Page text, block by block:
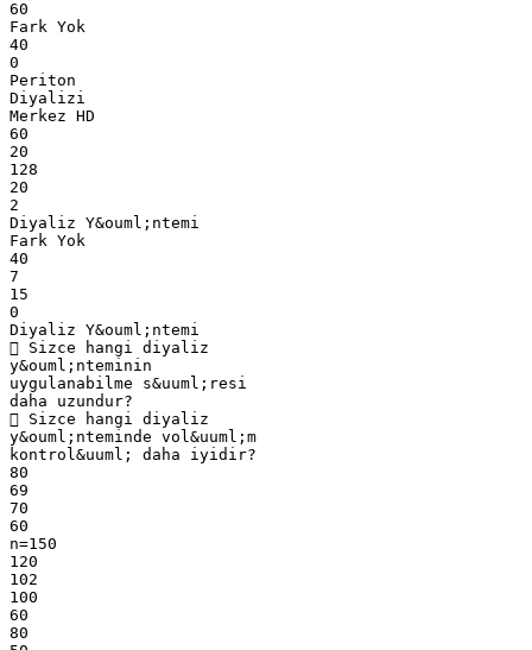
60
Fark Yok
40
0
Periton
Diyalizi
Merkez HD
60
20
128
20
2
Diyaliz Y&ouml;ntemi
Fark Yok
40
7
15
0
Diyaliz Y&ouml;ntemi
 Sizce hangi diyaliz
y&ouml;nteminin
uygulanabilme s&uuml;resi
daha uzundur?
 Sizce hangi diyaliz
y&ouml;nteminde vol&uuml;m
kontrol&uuml; daha iyidir?
80
69
70
60
n=150
120
102
100
60
80